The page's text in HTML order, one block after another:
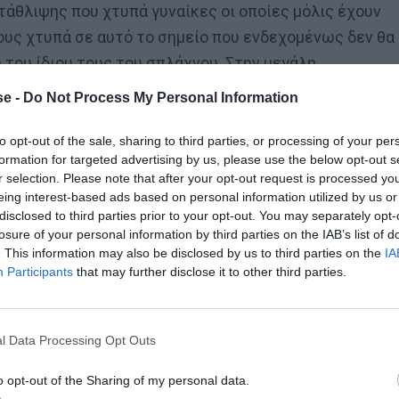
- Do Not Process My Personal Information
opt-out of the sale, sharing to third parties, or processing of your
for targeted advertising by us, please use the below opt-out
selection. Please note that after your opt-out request is processed
interest-based ads based on personal information utilized by us
to third parties prior to your opt-out. You may separately
of your personal information by third parties on the IAB’s list of
This information may also be disclosed by us to third parties on the
Participants that may further disclose it to other third parties.
Data Processing Opt Outs
opt-out of the Sharing of my personal data.
που χτυπά γυναίκες οι οποίες μόλις έχουν
χτυπά σε αυτό το σημείο που ενδεχομένως δεν θα
ίδιου τους του σπλάχνου. Στην μεγάλη
διαταραχή της προσωπικότητας, με τα
βιβλιογραφία αναφέρει ότι ένα πολύ μεγάλο
μικρές αλλαγές και διαφοροποιήσεις στα
υπνηλία, δυσκολίες συγκέντρωσης. Επίσης
που εμφανίζεται με την μορφή μιας στεναχώριας,
και απομόνωσης.